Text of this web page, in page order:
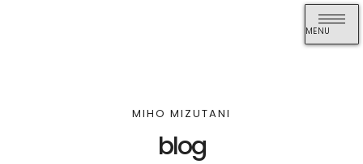
MENU
MIHO MIZUTANI
blog